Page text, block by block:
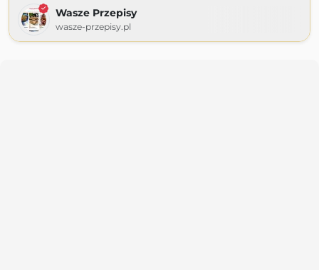
Wasze Przepisy
wasze-przepisy.pl